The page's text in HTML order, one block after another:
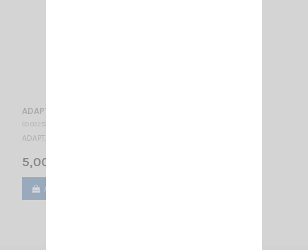
ADAPTATEUR FME-MÂLE / N-MÂLE
CO 002570
ADAPTATEUR FME-MÂLE VERS N-MÂLE
5,00 €
Ajouter au panier